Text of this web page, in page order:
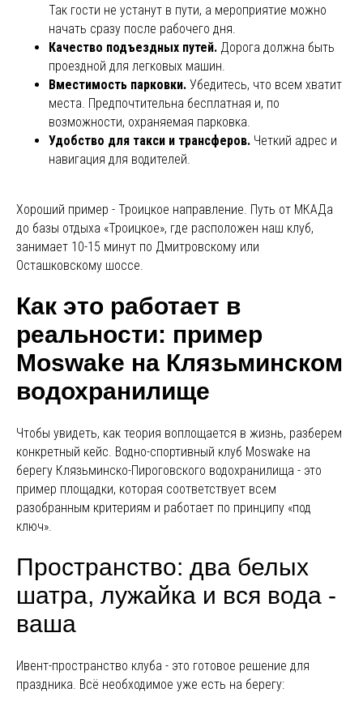
Так гости не устанут в пути, а мероприятие можно
начать сразу после рабочего дня.
Качество подъездных путей. Дорога должна быть
проездной для легковых машин.
Вместимость парковки. Убедитесь, что всем хватит
места. Предпочтительна бесплатная и, по
возможности, охраняемая парковка.
Удобство для такси и трансферов. Четкий адрес и
навигация для водителей.
Хороший пример - Троицкое направление. Путь от МКАДа
до базы отдыха «Троицкое», где расположен наш клуб,
занимает 10-15 минут по Дмитровскому или
Осташковскому шоссе.
Как это работает в
реальности: пример
Moswake на Клязьминском
водохранилище
Чтобы увидеть, как теория воплощается в жизнь, разберем
конкретный кейс. Водно-спортивный клуб Moswake на
берегу Клязьминско-Пироговского водохранилища - это
пример площадки, которая соответствует всем
разобранным критериям и работает по принципу «под
ключ».
Пространство: два белых
шатра, лужайка и вся вода -
ваша
Ивент-пространство клуба - это готовое решение для
праздника. Всё необходимое уже есть на берегу: